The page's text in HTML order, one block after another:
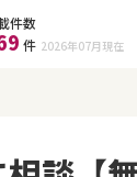
件数
件 2026年07月 現在